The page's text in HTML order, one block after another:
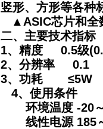
竖形、方形等各种
▲ASIC芯片和全
二、主要技术指标
1、精度 0.5级
2、分辨率 0.1
3、功耗 ≤5W
4、使用条件
环境温度 -20
线性电源 185～